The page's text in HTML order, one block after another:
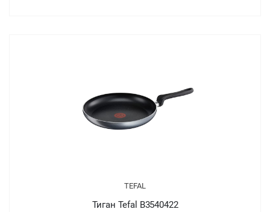
TEFAL
Тиган Tefal B3540422